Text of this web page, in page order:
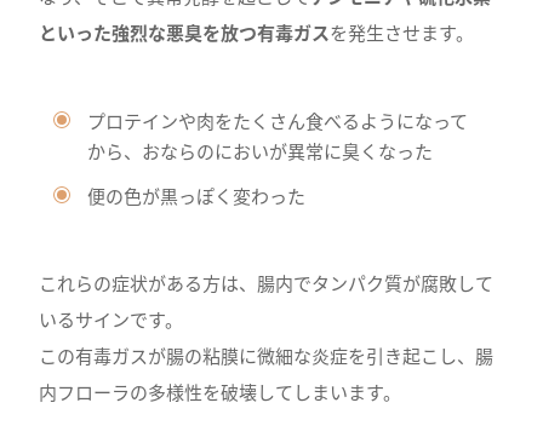
といった強烈な悪臭を放つ有毒ガスを発生させます。
プロテインや肉をたくさん食べるようになって
から、おならのにおいが異常に臭くなった
便の色が黒っぽく変わった
これらの症状がある方は、腸内でタンパク質が腐敗して
いるサインです。
この有毒ガスが腸の粘膜に微細な炎症を引き起こし、腸
内フローラの多様性を破壊してしまいます。